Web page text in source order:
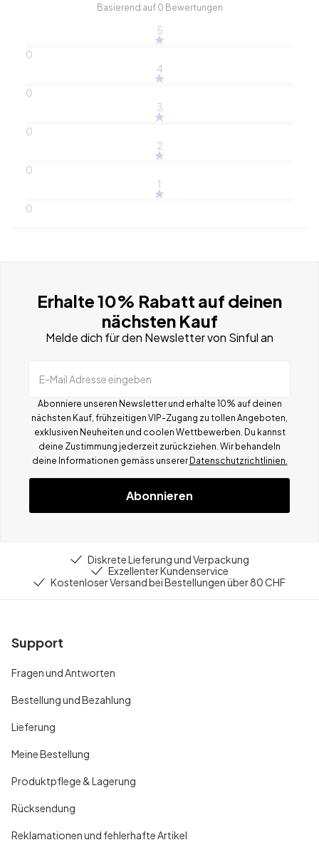
Basierend auf 0 Bewertungen
5
0
4
0
3
0
2
0
1
0
Erhalte 10% Rabatt auf deinen
nächsten Kauf
Melde dich für den Newsletter von Sinful an
E-Mail Adresse eingeben
Abonniere unseren Newsletter und erhalte 10% auf deinen
nächsten Kauf, frühzeitigen VIP-Zugang zu tollen Angeboten,
exklusiven Neuheiten und coolen Wettbewerben. Du kannst
deine Zustimmung jederzeit zurückziehen. Wir behandeln
deine Informationen gemäss unserer Datenschutzrichtlinien.
Abonnieren
Diskrete Lieferung und Verpackung
Exzellenter Kundenservice
Kostenloser Versand bei Bestellungen über 80 CHF
Support
Fragen und Antworten
Bestellung und Bezahlung
Lieferung
Meine Bestellung
Produktpflege & Lagerung
Rücksendung
Reklamationen und fehlerhafte Artikel